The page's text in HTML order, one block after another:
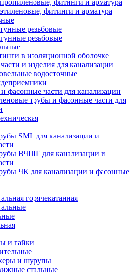
фитинги и арматура
фитинги и арматура
резьбовые
резьбовые
в изоляционной оболочке
и изделия для канализации
водосточные
фасонные части для канализации
трубы и фасонные части для
SML для канализации и
ВЧШГ для канализации и
ЧК для канализации и фасонные
горячекатанная
и гайки
и шурупы
стальные